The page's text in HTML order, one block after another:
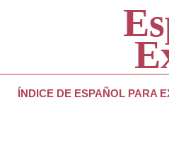
Página Para Estudiantes Y
ÍNDICE DE ESPAÑOL PARA